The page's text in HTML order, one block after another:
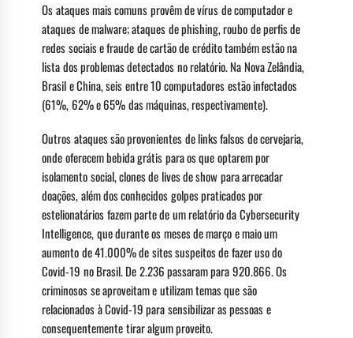
Os ataques mais comuns provêm de vírus de computador e
ataques de malware; ataques de phishing, roubo de perfis de
redes sociais e fraude de cartão de crédito também estão na
lista dos problemas detectados no relatório. Na Nova Zelândia,
Brasil e China, seis entre 10 computadores estão infectados
(61%, 62% e 65% das máquinas, respectivamente).
Outros ataques são provenientes de links falsos de cervejaria,
onde oferecem bebida grátis para os que optarem por
isolamento social, clones de lives de show para arrecadar
doações, além dos conhecidos golpes praticados por
estelionatários fazem parte de um relatório da Cybersecurity
Intelligence, que durante os meses de março e maio um
aumento de 41.000% de sites suspeitos de fazer uso do
Covid-19 no Brasil. De 2.236 passaram para 920.866. Os
criminosos se aproveitam e utilizam temas que são
relacionados à Covid-19 para sensibilizar as pessoas e
consequentemente tirar algum proveito.